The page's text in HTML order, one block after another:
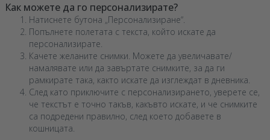
Как можете да го персонализирате?
Натиснете бутона „Персонализиране“.
Попълнете полетата с текста, който искате да
персонализирате.
Качете желаните снимки. Можете да увеличавате/
намалявате или да завъртате снимките, за да ги
рамкирате така, както искате да изглеждат в дневника.
След като приключите с персонализирането, уверете се,
че текстът е точно такъв, какъвто искате, и че снимките
са подредени правилно, след което добавете в
кошницата.